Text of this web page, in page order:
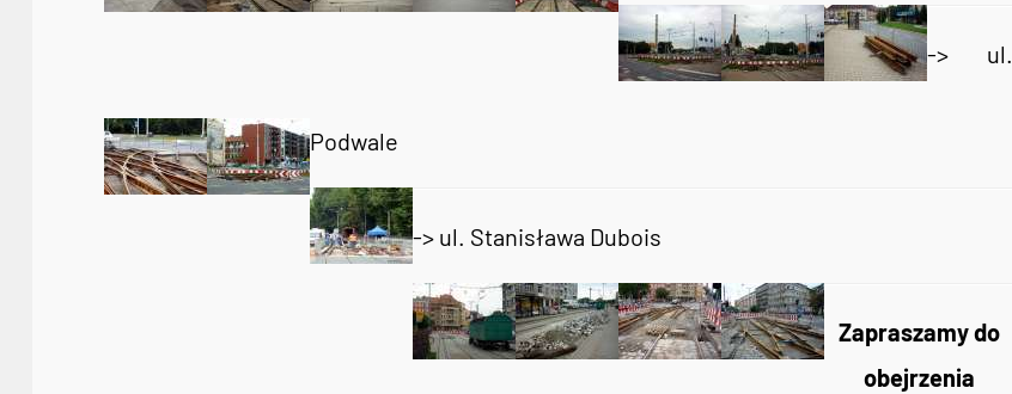
-> ul.
Podwale
-> ul. Stanisława Dubois
Zapraszamy do
obejrzenia